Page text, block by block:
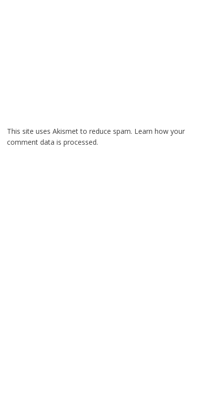
This site uses Akismet to reduce spam. Learn how your
comment data is processed.